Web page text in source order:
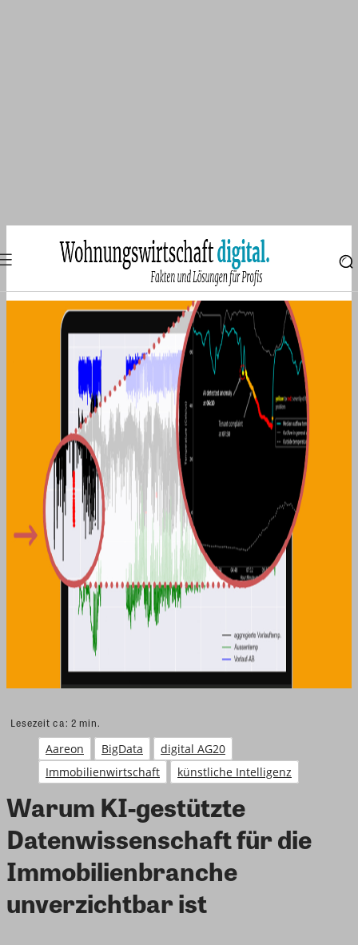
Lesezeit ca: 2 min.
Aareon BigData
digital AG20
Immobilienwirtschaft
künstliche Intelligenz
Warum KI-gestützte
Datenwissenschaft für die
Immobilienbranche
unverzichtbar ist